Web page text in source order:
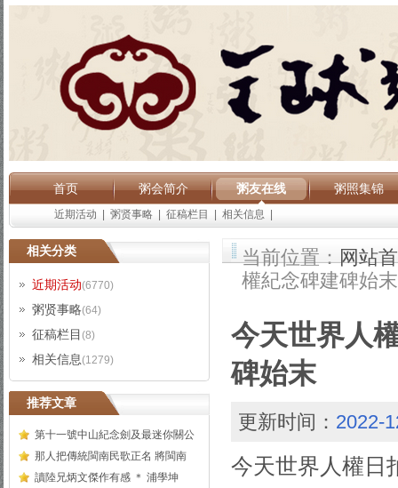
首页 粥会简介 粥友在线 粥照集锦
近期活动 粥贤事略 征稿栏目 相关信息
相关分类
近期活动(6770)
粥贤事略(64)
征稿栏目 (8)
相关信息(1279)
推荐文章
第十一號中山紀念劍及最迷你關公
那人把傳統閩南民歌正名 將閩南
讀陸兄炳文傑作有感 ＊ 浦學坤
当前位置：网站
權紀念碑建碑始末
今天世界人
碑始末
更新时间： 2022-
今天世界人權日